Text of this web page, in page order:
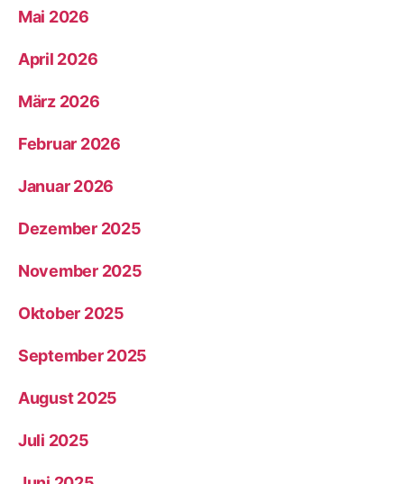
Mai 2026
April 2026
März 2026
Februar 2026
Januar 2026
Dezember 2025
November 2025
Oktober 2025
September 2025
August 2025
Juli 2025